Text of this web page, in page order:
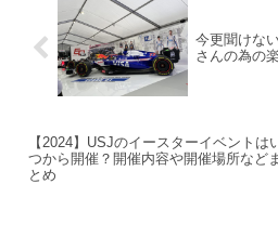
今更聞けな
さんの為の
【2024】USJのイースターイベントは
つから開催？開催内容や開催場所などま
とめ